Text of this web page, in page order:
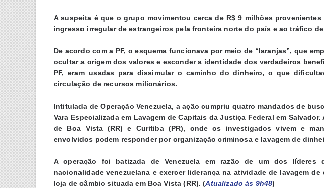
A suspeita é que o grupo movimentou cerca de R$ 9 milhões
ingresso irregular de estrangeiros pela fronteira norte do país e ao tráfico
De acordo com a PF, o esquema funcionava por meio de “laranjas”, que
ocultar a origem dos valores e esconder a identidade dos verdadeiros
PF, eram usadas para dissimular o caminho do dinheiro, o que
circulação de recursos milionários.
Intitulada de Operação Venezuela, a ação cumpriu quatro mandados de
Vara Especializada em Lavagem de Capitais da Justiça Federal em
de Boa Vista (RR) e Curitiba (PR), onde os investigados vivem e
envolvidos podem responder por organização criminosa e lavagem de
A operação foi batizada de Venezuela em razão de um dos líderes
nacionalidade venezuelana e exercer liderança na atividade de lavagem
loja de câmbio situada em Boa Vista (RR). (Atualizado às 9h48)